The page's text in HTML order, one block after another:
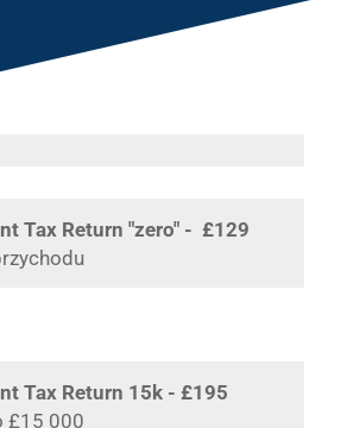
Tax Return "zero" - £129
Tax Return 15k - £195
£15 000